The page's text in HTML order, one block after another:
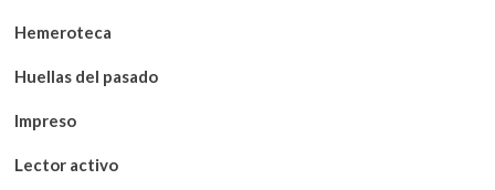
Hemeroteca
Huellas del pasado
Impreso
Lector activo